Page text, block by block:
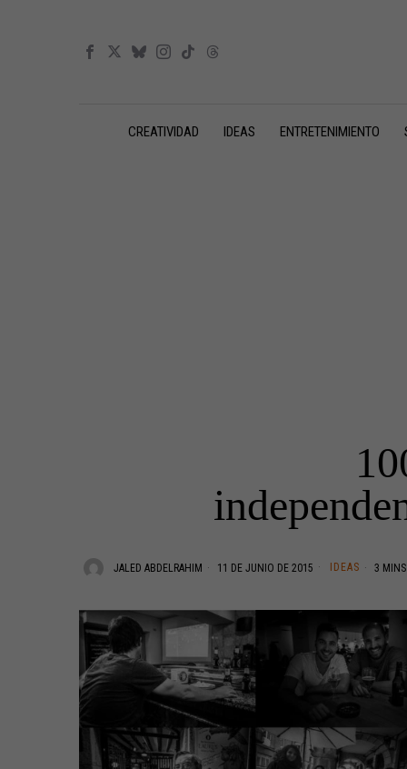
CREATIVIDAD IDEAS ENTRETENIMIENTO
JALED ABDELRAHIM 11 DE JUNIO DE 2015 IDEAS 3 MINS